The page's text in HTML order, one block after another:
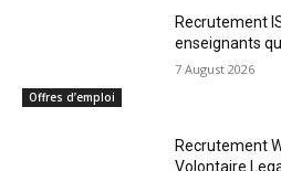
Offres d’emploi
Recrutement
enseignants
7 August 2026
Recrutement
Volontaire